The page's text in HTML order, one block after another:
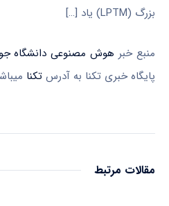
بزرگ (LPTM) یاد […]
منبع خبر هوش مصنوعی دانشگاه
پایگاه خبری تکنا به آدرس تکنا
مقالات مرتبط